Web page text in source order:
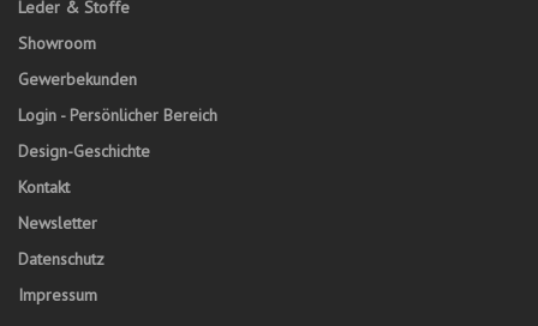
Leder & Stoffe
Showroom
Gewerbekunden
Login - Persönlicher Bereich
Design-Geschichte
Kontakt
Newsletter
Datenschutz
Impressum